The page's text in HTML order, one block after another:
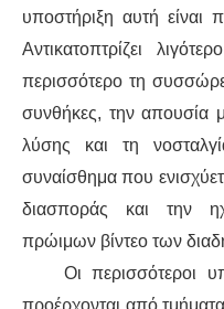
υποστήριξη αυτή είναι
Αντικατοπτρίζει
περισσότερο τη
συνθήκες, την απουσία
λύσης και τη
συναίσθημα που
διασποράς και την
πρώιμων βίντεο των
Οι περισσότεροι
προέρχονται από